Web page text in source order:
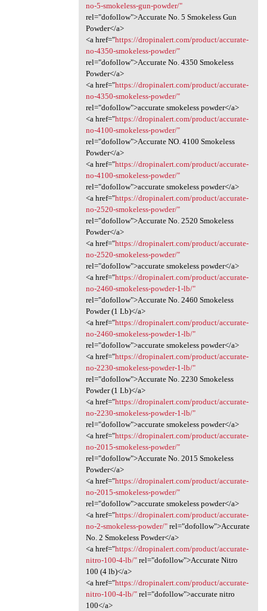
no-5-smokeless-gun-powder/"
rel="dofollow">Accurate No. 5 Smokeless Gun
Powder</a>
<a href="https://dropinalert.com/product/accurate-
no-4350-smokeless-powder/"
rel="dofollow">Accurate No. 4350 Smokeless
Powder</a>
<a href="https://dropinalert.com/product/accurate-
no-4350-smokeless-powder/"
rel="dofollow">accurate smokeless powder</a>
<a href="https://dropinalert.com/product/accurate-
no-4100-smokeless-powder/"
rel="dofollow">Accurate NO. 4100 Smokeless
Powder</a>
<a href="https://dropinalert.com/product/accurate-
no-4100-smokeless-powder/"
rel="dofollow">accurate smokeless powder</a>
<a href="https://dropinalert.com/product/accurate-
no-2520-smokeless-powder/"
rel="dofollow">Accurate No. 2520 Smokeless
Powder</a>
<a href="https://dropinalert.com/product/accurate-
no-2520-smokeless-powder/"
rel="dofollow">accurate smokeless powder</a>
<a href="https://dropinalert.com/product/accurate-
no-2460-smokeless-powder-1-lb/"
rel="dofollow">Accurate No. 2460 Smokeless
Powder (1 Lb)</a>
<a href="https://dropinalert.com/product/accurate-
no-2460-smokeless-powder-1-lb/"
rel="dofollow">accurate smokeless powder</a>
<a href="https://dropinalert.com/product/accurate-
no-2230-smokeless-powder-1-lb/"
rel="dofollow">Accurate No. 2230 Smokeless
Powder (1 Lb)</a>
<a href="https://dropinalert.com/product/accurate-
no-2230-smokeless-powder-1-lb/"
rel="dofollow">accurate smokeless powder</a>
<a href="https://dropinalert.com/product/accurate-
no-2015-smokeless-powder/"
rel="dofollow">Accurate No. 2015 Smokeless
Powder</a>
<a href="https://dropinalert.com/product/accurate-
no-2015-smokeless-powder/"
rel="dofollow">accurate smokeless powder</a>
<a href="https://dropinalert.com/product/accurate-
no-2-smokeless-powder/"rel="dofollow">Accurate
No. 2 Smokeless Powder</a>
<a href="https://dropinalert.com/product/accurate-
nitro-100-4-lb/"rel="dofollow">Accurate Nitro
100 (4 lb)</a>
<a href="https://dropinalert.com/product/accurate-
nitro-100-4-lb/"rel="dofollow">accurate nitro
100</a>